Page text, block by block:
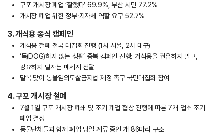
구포 개시장 폐업 ‘잘했다’ 69.9%, 부산 시민 77.2%
개시장 폐업 위한 정부·지자체 역할 요구 52.7%
3. 개식용 종식 캠페인
개식용 철폐 전국 대집회 진행 (1차 서울, 2차 대구)
‘독(DOG)하지 않는 생활’ 중복 캠페인 진행: 개식용을 권유하지 말고,
강요하지 말자는 메세지 전달
말복 맞이 동물임의도살금지법 제정 촉구 국민대집회 참여
4. 구포 개시장 철폐
7월 1일 구포 개시장 폐쇄 및 조기 폐업 협상 진행에 따른 7개 업소 조기
폐업 결정
동물단체들과 함께 폐업 당일 계류 중인 개 86마리 구조